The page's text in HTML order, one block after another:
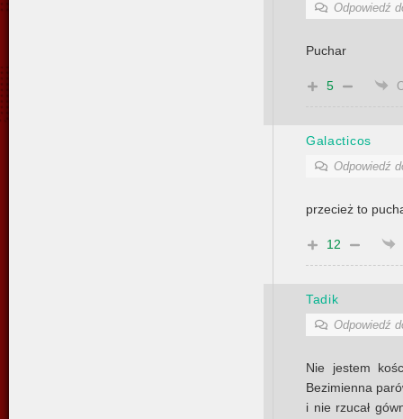
Odpowiedź
Puchar
5
Galacticos
Odpowiedź
przecież to
12
Tadik
Odpowiedź
Nie jestem
Bezimienna
i nie rzucał